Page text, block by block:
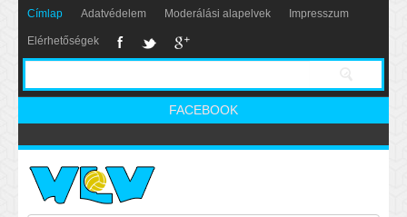
Címlap Adatvédelem Moderálási alapelvek Impresszum
Elérhetőségek
FACEBOOK